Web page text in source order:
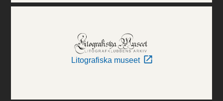
Litografiska museet